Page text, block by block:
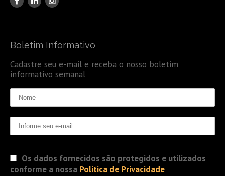
Boletim Informativo
Cadastre seu e-mail e receba o nosso boletim
informativo semanal
Os dados fornecidos são protegidos e utilizados
conforme a nossa Politica de Privacidade